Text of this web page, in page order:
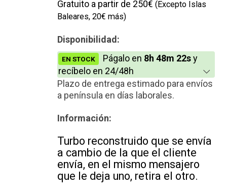
Gratuito a partir de 250€ (Excepto Islas
Baleares, 20€ más)
Disponibilidad:
EN STOCK Págalo en 8h 48m 22sy
recíbelo en 24/48h
Plazo de entrega estimado para envíos
a península en días laborales.
Información:
Turbo reconstruido que se envía
a cambio de la que el cliente
envía, en el mismo mensajero
que le deja uno, retira el otro.